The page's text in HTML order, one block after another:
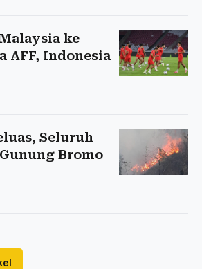
ke
AFF, Indonesia
Seluruh
Bromo